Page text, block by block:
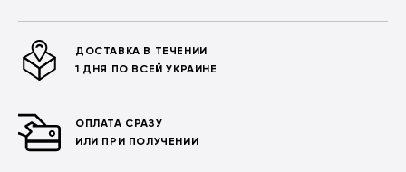
ДОСТАВКА В ТЕЧЕНИИ
1 ДНЯ ПО ВСЕЙ УКРАИНЕ
ОПЛАТА СРАЗУ
ИЛИ ПРИ ПОЛУЧЕНИИ